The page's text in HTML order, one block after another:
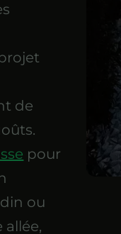
de
pour
ou
allée,